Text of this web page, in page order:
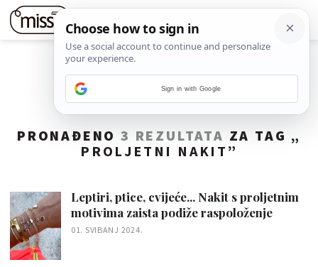
PRONAĐENO 3 REZULTATA ZA TAG „
PROLJETNI NAKIT ”
Leptiri, ptice, cvijeće... Nakit s proljetnim
motivima zaista podiže raspoloženje
01. SVIBANJ 2024.
Sign in with Google